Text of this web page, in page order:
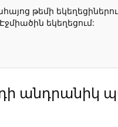
թեմի
եկեղեցում:
անդրանիկ